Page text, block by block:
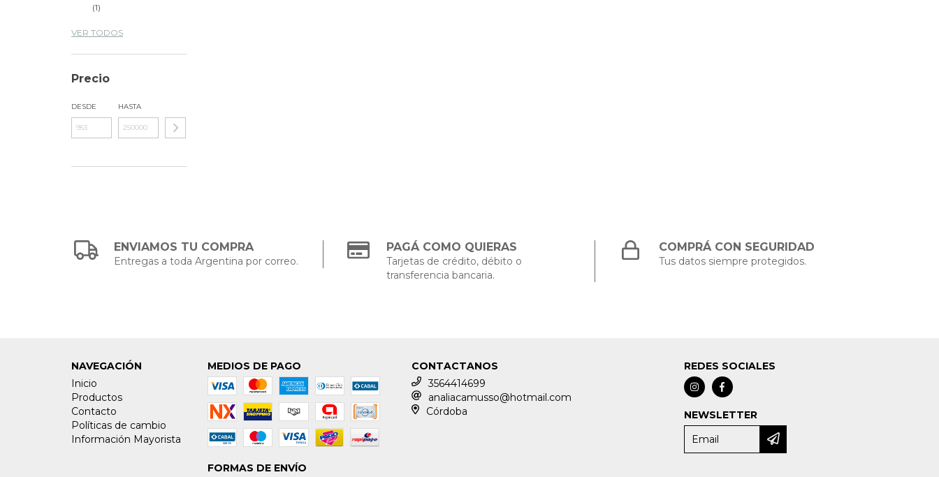
(1)
VER TODOS
Precio
DESDE HASTA
ENVIAMOS TU COMPRA
Entregas a toda Argentina por correo.
PAGÁ COMO QUIERAS
Tarjetas de crédito, débito o
transferencia bancaria.
COMPRÁ CON SEGURIDAD
Tus datos siempre protegidos.
NAVEGACIÓN
Inicio
Productos
Contacto
Políticas de cambio
Información Mayorista
MEDIOS DE PAGO
FORMAS DE ENVÍO
CONTACTANOS
3564414699
analiacamusso@hotmail.com
Córdoba
REDES SOCIALES
NEWSLETTER